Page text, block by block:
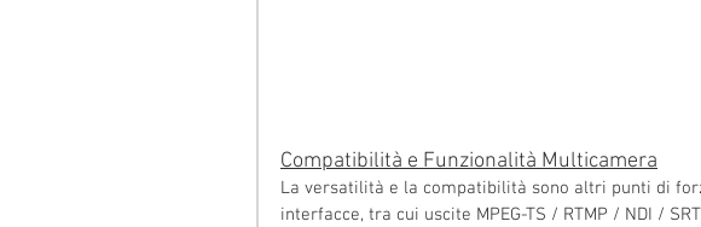
Compatibilità e Funzionalità Multicamera
La versatilità e la compatibilità sono altri punti di
interfacce, tra cui uscite MPEG-TS / RTMP / NDI /